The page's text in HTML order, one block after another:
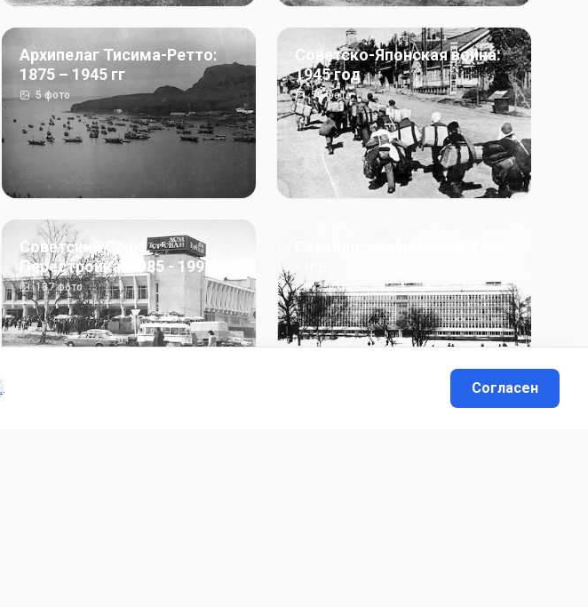
Архипелаг Тисима-Ретто:
1875 – 1945 гг
5фото
Советско-Японская война:
1945 год
50фото
Советский Союз.
Перестройка: 1985 - 1991 гг
187фото 13фото
Согласен